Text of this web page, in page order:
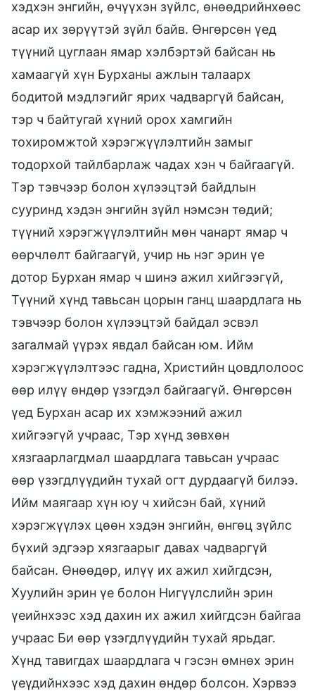
хэдхэн энгийн, өчүүхэн зүйлс, өнөөдрийнхөөс
асар их зөрүүтэй зүйл байв. Өнгөрсөн үед
түүний цуглаан ямар хэлбэртэй байсан нь
хамаагүй хүн Бурханы ажлын талаарх
бодитой мэдлэгийг ярих чадваргүй байсан,
тэр ч байтугай хүний орох хамгийн
тохиромжтой хэрэгжүүлэлтийн замыг
тодорхой тайлбарлаж чадах хэн ч байгаагүй.
Тэр тэвчээр болон хүлээцтэй байдлын
сууринд хэдэн энгийн зүйл нэмсэн төдий;
түүний хэрэгжүүлэлтийн мөн чанарт ямар ч
өөрчлөлт байгаагүй, учир нь нэг эрин үе
дотор Бурхан ямар ч шинэ ажил хийгээгүй,
Түүний хүнд тавьсан цорын ганц шаардлага нь
тэвчээр болон хүлээцтэй байдал эсвэл
загалмай үүрэх явдал байсан юм. Ийм
хэрэгжүүлэлтээс гадна, Христийн цовдлолоос
өөр илүү өндөр үзэгдэл байгаагүй. Өнгөрсөн
үед Бурхан асар их хэмжээний ажил
хийгээгүй учраас, Тэр хүнд зөвхөн
хязгаарлагдмал шаардлага тавьсан учраас
өөр үзэгдлүүдийн тухай огт дурдаагүй билээ.
Ийм маягаар хүн юу ч хийсэн бай, хүний
хэрэгжүүлэх цөөн хэдэн энгийн, өнгөц зүйлс
бүхий эдгээр хязгаарыг давах чадваргүй
байсан. Өнөөдөр, илүү их ажил хийгдсэн,
Хуулийн эрин үе болон Нигүүлслийн эрин
үеийнхээс хэд дахин их ажил хийгдсэн байгаа
учраас Би өөр үзэгдлүүдийн тухай ярьдаг.
Хүнд тавигдах шаардлага ч гэсэн өмнөх эрин
үеүдийнхээс хэд дахин өндөр болсон. Хэрвээ